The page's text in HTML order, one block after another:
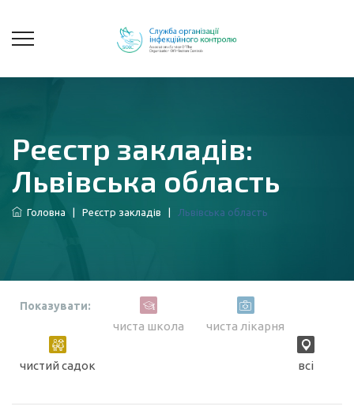
Реєстр закладів:
Львівська область
Головна Реєстр закладів Львівська область
Показувати:
чиста школа чиста лікарня
чистий садок всі